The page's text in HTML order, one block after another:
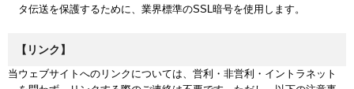
タ伝送を保護するために、業界標準のSSL暗号を使用します。
【リンク】
当ウェブサイトへのリンクについては、営利・非営利・イントラネット